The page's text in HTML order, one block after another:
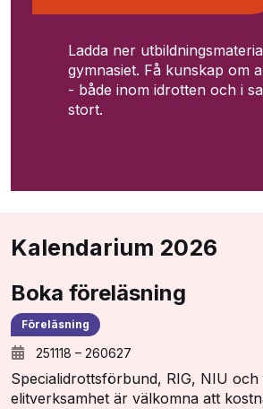
Ladda ner
gymnasiet. Få kunskap om
- både inom idrotten och i
stort.
Kalendarium 2026
Boka föreläsning
Föreläsning
251118 – 260627
Specialidrottsförbund, RIG, NIU
elitverksamhet är välkomna att